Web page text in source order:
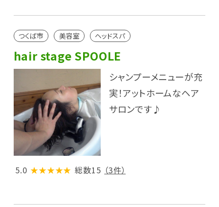
つくば市 美容室 ヘッドスパ
hair stage SPOOLE
シャンプーメニューが充
実！アットホームなヘア
サロンです♪
5.0 ★★★★★ 総数15 （3件）